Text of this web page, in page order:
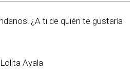
¿A ti de quién te gustaría
Ayala